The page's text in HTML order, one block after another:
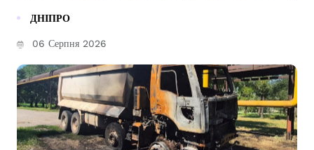
ДНІПРО
06 Серпня 2026